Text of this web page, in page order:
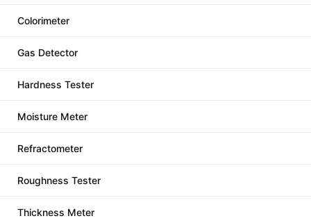
Colorimeter
Gas Detector
Hardness Tester
Moisture Meter
Refractometer
Roughness Tester
Thickness Meter